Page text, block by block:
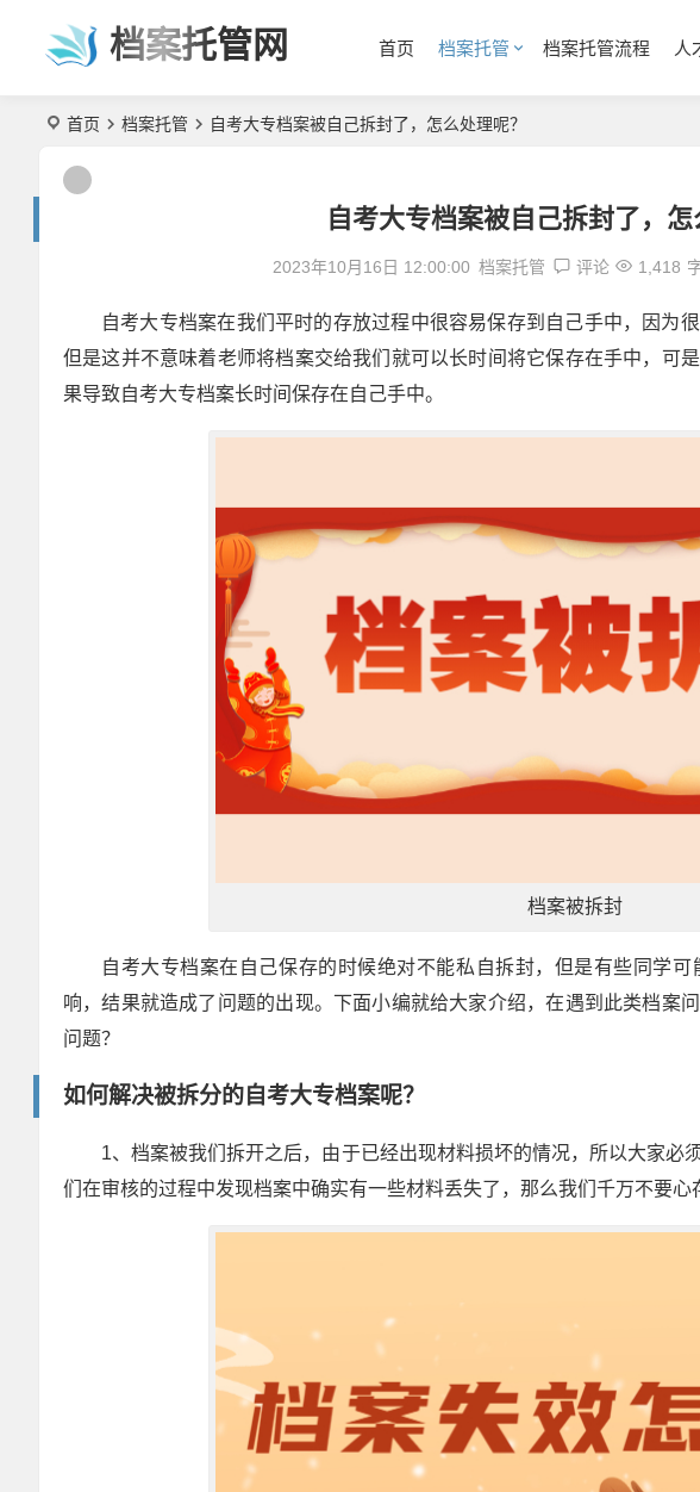
档案托管网 首页 档案托管 档案托管流程 人
首页 档案托管 自考大专档案被自己拆封了，怎么处理呢？
自考大专档案被自己拆封了，怎
2023年10月16日 12:00:00 档案托管 评论 1,418
自考大专档案在我们平时的存放过程中很容易保存到自己手中，因为
但是这并不意味着老师将档案交给我们就可以长时间将它保存在手中，可
果导致自考大专档案长时间保存在自己手中。
档案被拆封
自考大专档案在自己保存的时候绝对不能私自拆封，但是有些同学
响，结果就造成了问题的出现。下面小编就给大家介绍，在遇到此类档案
问题？
如何解决被拆分的自考大专档案呢？
1、档案被我们拆开之后，由于已经出现材料损坏的情况，所以大家必
们在审核的过程中发现档案中确实有一些材料丢失了，那么我们千万不要心